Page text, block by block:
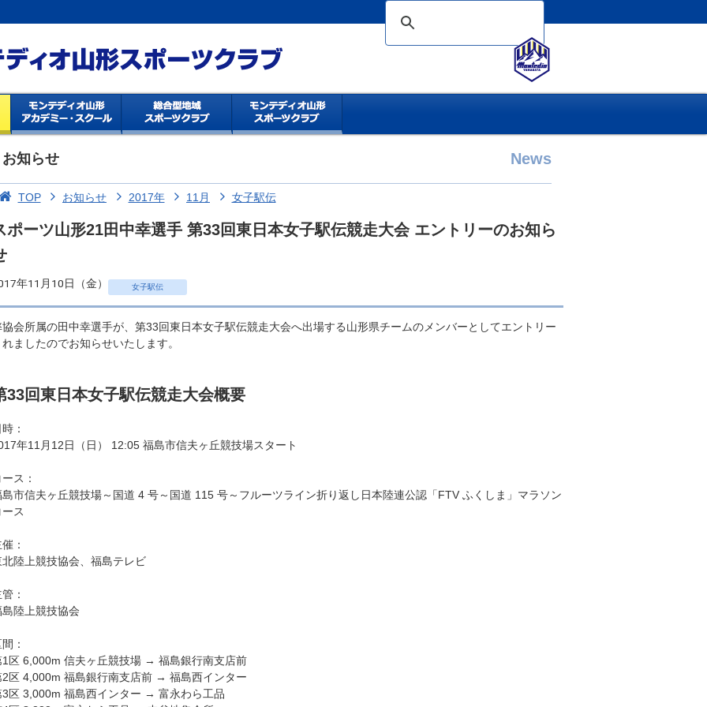
お知らせ News
TOP お知らせ 2017年 11月 女子駅伝
ポーツ山形21田中幸選手 第33回東日本女子駅伝競走大会 エントリーのお知ら
年11月10日（金） 女子駅伝
協会所属の田中幸選手が、第33回東日本女子駅伝競走大会へ出場する山形県チームのメンバーとしてエントリー
れましたのでお知らせいたします。
33回東日本女子駅伝競走大会概要
：
年11月12日（日） 12:05 福島市信夫ヶ丘競技場スタート
ス：
島市信夫ヶ丘競技場～国道 4 号～国道 115 号～フルーツライン折り返し日本陸連公認「FTV ふくしま」マラソン
ース
：
北陸上競技協会、福島テレビ
：
島陸上競技協会
：
1区 6,000m 信夫ヶ丘競技場 → 福島銀行南支店前
2区 4,000m 福島銀行南支店前 → 福島西インター
3区 3,000m 福島西インター → 富永わら工品